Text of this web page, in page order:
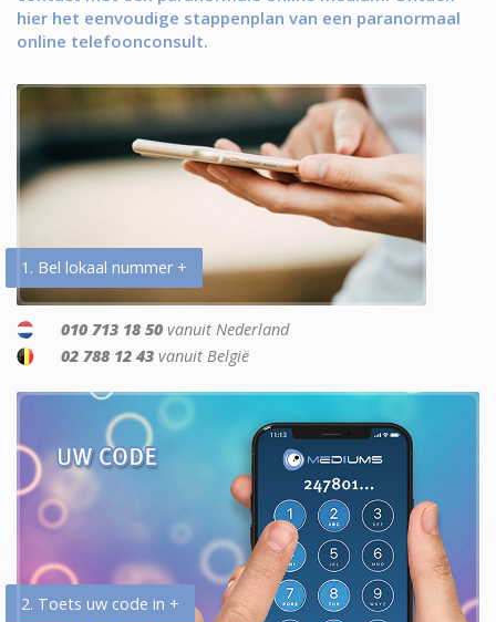
hier het eenvoudige stappenplan van een paranormaal
online telefoonconsult.
1. Bel lokaal nummer +
010 713 18 50 vanuit Nederland
02 788 12 43 vanuit België
2. Toets uw code in +